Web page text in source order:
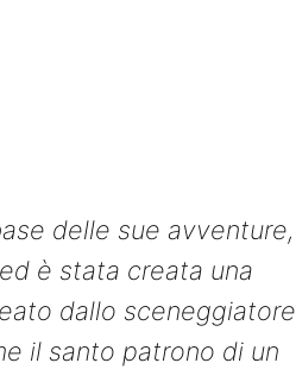
delle sue avventure,
è stata creata una
dallo sceneggiatore
il santo patrono di un